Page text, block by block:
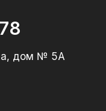
дом № 5А